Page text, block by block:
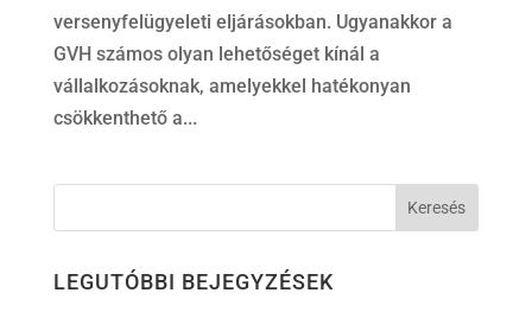
versenyfelügyeleti eljárásokban. Ugyanakkor a
GVH számos olyan lehetőséget kínál a
vállalkozásoknak, amelyekkel hatékonyan
csökkenthető a...
LEGUTÓBBI BEJEGYZÉSEK